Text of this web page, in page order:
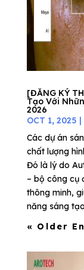
[ĐĂNG KÝ
Tạo Với
2026
OCT 1, 2025 |
Các dự án
chất lượng
Đó là lý do
– bộ công cụ
thông minh,
năng sáng
« Older